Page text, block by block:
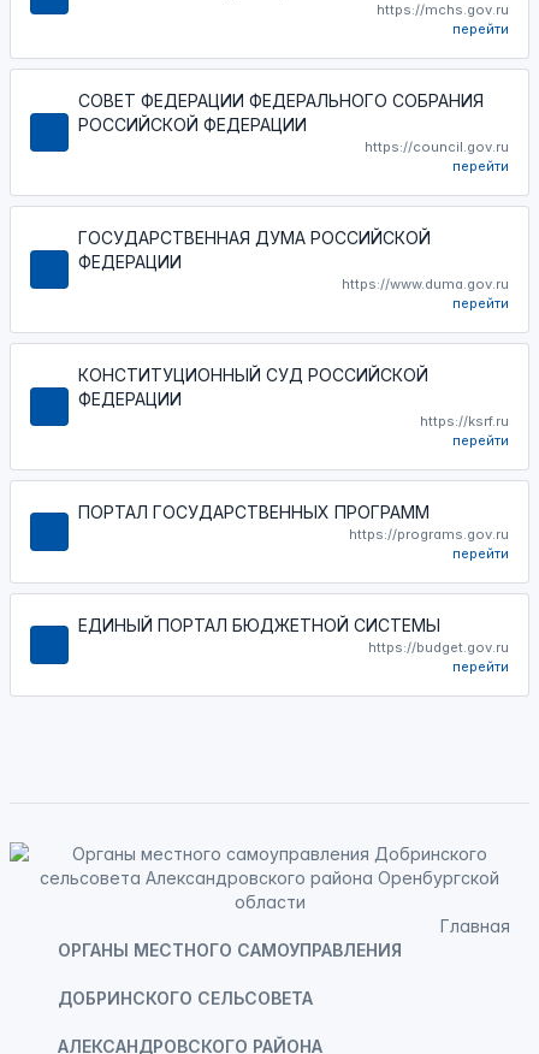
https://mchs.gov.ru
перейти
СОВЕТ ФЕДЕРАЦИИ ФЕДЕРАЛЬНОГО СОБРАНИЯ
РОССИЙСКОЙ ФЕДЕРАЦИИ
https://council.gov.ru
перейти
ГОСУДАРСТВЕННАЯ ДУМА РОССИЙСКОЙ
ФЕДЕРАЦИИ
https://www.duma.gov.ru
перейти
КОНСТИТУЦИОННЫЙ СУД РОССИЙСКОЙ
ФЕДЕРАЦИИ
https://ksrf.ru
перейти
ПОРТАЛ ГОСУДАРСТВЕННЫХ ПРОГРАММ
https://programs.gov.ru
перейти
ЕДИНЫЙ ПОРТАЛ БЮДЖЕТНОЙ СИСТЕМЫ
https://budget.gov.ru
перейти
ОРГАНЫ МЕСТНОГО САМОУПРАВЛЕНИЯ
ДОБРИНСКОГО СЕЛЬСОВЕТА
АЛЕКСАНДРОВСКОГО РАЙОНА
Главная